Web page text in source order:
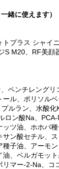
緒に使えます）
トプラス シャイ
S M20、RF美顔
ペンチレングリ
ール、ポリソル
ルラン、水酸化
ロン酸Na、
ツ油、ホホバ
ン酸セチル、
子油、アーモ
、ベルガモッ
マー-2-Na、コ